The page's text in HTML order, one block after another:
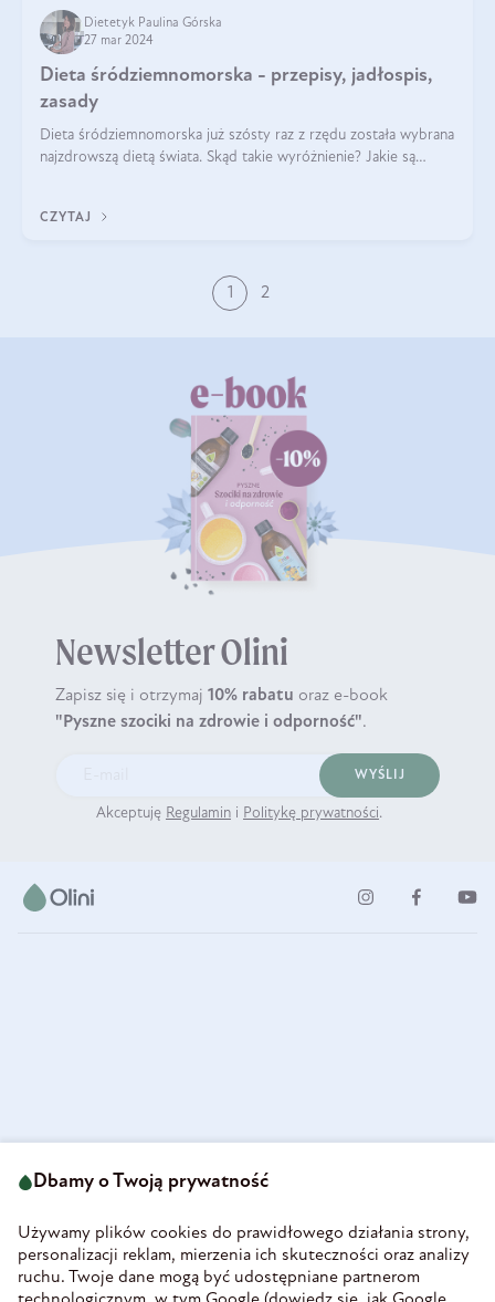
Dietetyk Paulina Górska
27 mar 2024
Dieta śródziemnomorska - przepisy, jadłospis,
zasady
Dieta śródziemnomorska już szósty raz z rzędu została wybrana
najzdrowszą dietą świata. Skąd takie wyróżnienie? Jakie są
CZYTAJ
1 2
Newsletter Olini
Zapisz się i otrzymaj 10% rabatu oraz e-book
"Pyszne szociki na zdrowie i odporność".
WYŚLIJ
Akceptuję Regulamin i Politykę prywatności.
58-160 Świebodzice
REGON 890213034
INFORMACJE
Dbamy o Twoją prywatność
Używamy plików cookies do prawidłowego działania strony,
personalizacji reklam, mierzenia ich skuteczności oraz analizy
ruchu. Twoje dane mogą być udostępniane partnerom